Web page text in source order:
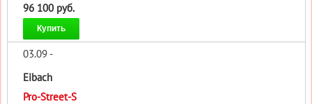
96 100 руб.
Купить
03.09 -
Eibach
Pro-Street-S